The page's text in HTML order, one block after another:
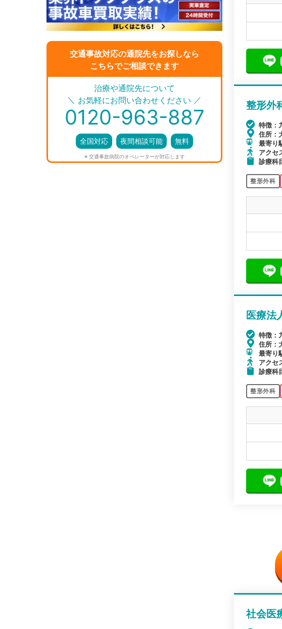
交通事故対応の通院先をお探しなら
こちらでご相談できます
＼ ／
治療や通院先について
お気軽にお問い合わせください
0120-963-887
全国対応 夜間相談可能 無料
※ 交通事故病院のオペレーターが対応します
整形外
特徴：
住所：
最寄り
アクセ
診療科
整形外科
医療法
特徴：
住所：
最寄り
アクセ
診療科
整形外科
社会医